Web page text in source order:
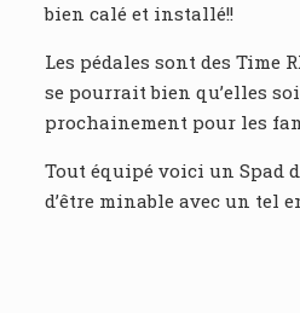
bien calé et installé!!
Les pédales sont des Time
se pourrait bien qu’elles
prochainement pour les
Tout équipé voici un Spad
d’être minable avec un tel